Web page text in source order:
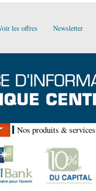
les offres Newsletter
Nos produits & services